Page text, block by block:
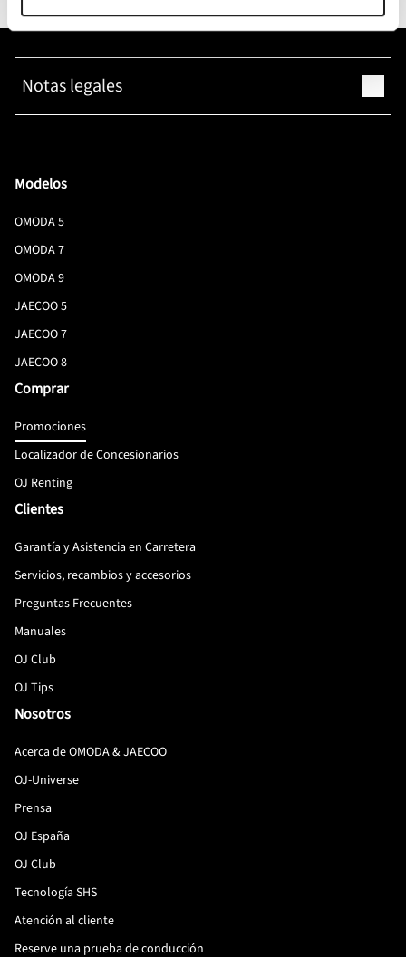
Notas legales
Modelos
OMODA 5
OMODA 7
OMODA 9
JAECOO 5
JAECOO 7
JAECOO 8
Comprar
Promociones
Localizador de Concesionarios
OJ Renting
Clientes
Garantía y Asistencia en Carretera
Servicios, recambios y accesorios
Preguntas Frecuentes
Manuales
OJ Club
OJ Tips
Nosotros
Acerca de OMODA & JAECOO
OJ-Universe
Prensa
OJ España
OJ Club
Tecnología SHS
Atención al cliente
Reserve una prueba de conducción